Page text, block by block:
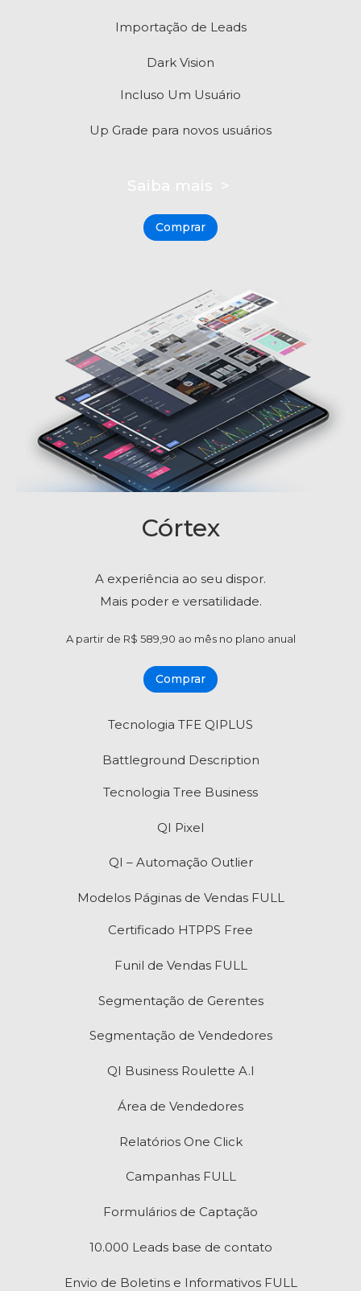
Importação de Leads
Dark Vision
Incluso Um Usuário
Up Grade para novos usuários
Comprar
Córtex
A experiência ao seu dispor.
Mais poder e versatilidade.
A partir de R$ 589,90 ao mês no plano anual
Comprar
Tecnologia TFE QIPLUS
Battleground Description
Tecnologia Tree Business
QI Pixel
QI – Automação Outlier
Modelos Páginas de Vendas FULL
Certificado HTPPS Free
Funil de Vendas FULL
Segmentação de Gerentes
Segmentação de Vendedores
QI Business Roulette A.I
Área de Vendedores
Relatórios One Click
Campanhas FULL
Formulários de Captação
10.000 Leads base de contato
Envio de Boletins e Informativos FULL